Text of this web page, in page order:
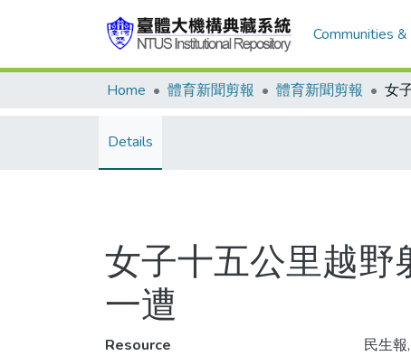
Communities
Home 體育新聞剪報 體育新聞剪報
Details
女子十五公里越野
一遭
Resource
民生